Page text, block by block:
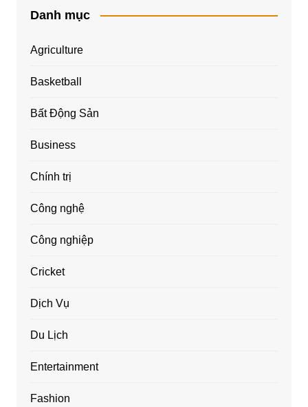
Danh mục
Agriculture
Basketball
Bất Động Sản
Business
Chính trị
Công nghệ
Công nghiệp
Cricket
Dịch Vụ
Du Lịch
Entertainment
Fashion